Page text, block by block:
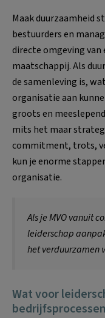
Maak duurzaamheid
bestuurders en
directe omgeving van
maatschappij. Als
de samenleving is,
organisatie aan
groots en
mits het maar
commitment, trots,
kun je enorme
organisatie.
Als je MVO vanuit
leiderschap
het verduurzamen
Wat voor